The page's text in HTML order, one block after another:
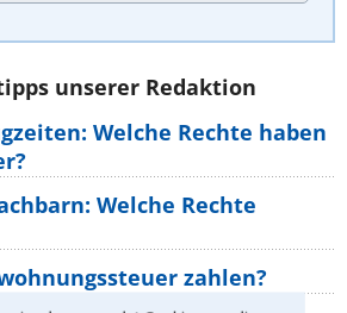
unserer Redaktion
Welche Rechte haben
Welche Rechte
zahlen?